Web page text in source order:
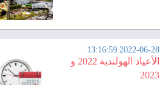
2022-06-28 13:16:59
الأعياد الهولندية 2022 و
2023